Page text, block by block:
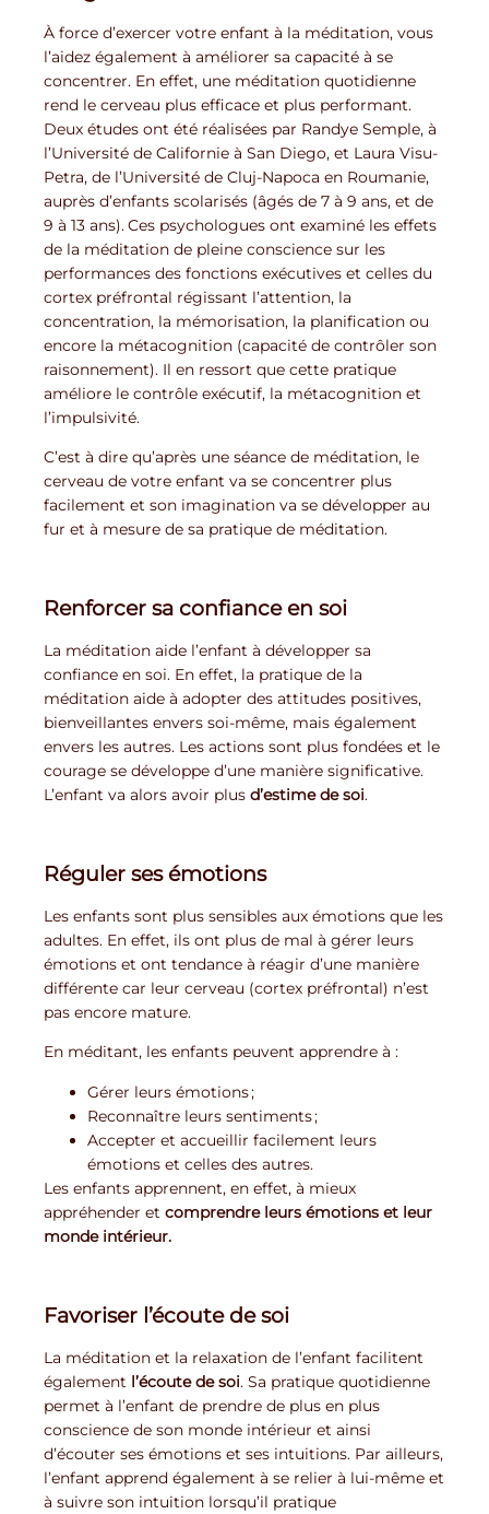
À force d’exercer votre enfant à la méditation, vous
l’aidez également à améliorer sa capacité à se
concentrer. En effet, une méditation quotidienne
rend le cerveau plus efficace et plus performant.
Deux études ont été réalisées par Randye Semple, à
l’Université de Californie à San Diego, et Laura Visu-
Petra, de l’Université de Cluj-Napoca en Roumanie,
auprès d’enfants scolarisés (âgés de 7 à 9 ans, et de
9 à 13 ans). Ces psychologues ont examiné les effets
de la méditation de pleine conscience sur les
performances des fonctions exécutives et celles du
cortex préfrontal régissant l’attention, la
concentration, la mémorisation, la planification ou
encore la métacognition (capacité de contrôler son
raisonnement). Il en ressort que cette pratique
améliore le contrôle exécutif, la métacognition et
l’impulsivité.
C’est à dire qu’après une séance de méditation, le
cerveau de votre enfant va se concentrer plus
facilement et son imagination va se développer au
fur et à mesure de sa pratique de méditation.
Renforcer sa confiance en soi
La méditation aide l’enfant à développer sa
confiance en soi. En effet, la pratique de la
méditation aide à adopter des attitudes positives,
bienveillantes envers soi-même, mais également
envers les autres. Les actions sont plus fondées et le
courage se développe d’une manière significative.
L’enfant va alors avoir plus d’estime de soi.
Réguler ses émotions
Les enfants sont plus sensibles aux émotions que les
adultes. En effet, ils ont plus de mal à gérer leurs
émotions et ont tendance à réagir d’une manière
différente car leur cerveau (cortex préfrontal) n’est
pas encore mature.
En méditant, les enfants peuvent apprendre à :
Gérer leurs émotions ;
Reconnaître leurs sentiments ;
Accepter et accueillir facilement leurs
émotions et celles des autres.
Les enfants apprennent, en effet, à mieux
appréhender et comprendre leurs émotions et leur
monde intérieur.
Favoriser l’écoute de soi
La méditation et la relaxation de l’enfant facilitent
également l’écoute de soi. Sa pratique quotidienne
permet à l’enfant de prendre de plus en plus
conscience de son monde intérieur et ainsi
d’écouter ses émotions et ses intuitions. Par ailleurs,
l’enfant apprend également à se relier à lui-même et
à suivre son intuition lorsqu’il pratique